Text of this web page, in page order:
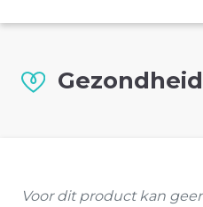
Gezondheid
Voor dit product kan